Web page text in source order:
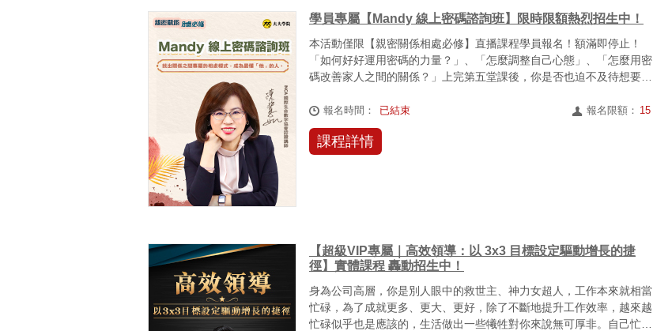
學員專屬【Mandy 線上密碼諮詢班】限時限額熱烈招生中！
本活動僅限【親密關係相處必修】直播課程學員報名！額滿即停止！
「如何好好運用密碼的力量？」、「怎麼調整自己心態」、「怎麼用密
碼改善家人之間的關係？」上完第五堂課後，你是否也迫不及待想要應
報名時間： 已結束 報名限額： 15
課程詳情
【超級VIP專屬｜高效領導：以 3x3 目標設定驅動增⻑的捷
徑】實體課程 轟動招生中！
身為公司高層，你是別人眼中的救世主、神力女超人，工作本來就相當
忙碌，為了成就更多、更大、更好，除了不斷地提升工作效率，越來越
忙碌似乎也是應該的，生活做出一些犧牲對你來說無可厚非。自己忙得